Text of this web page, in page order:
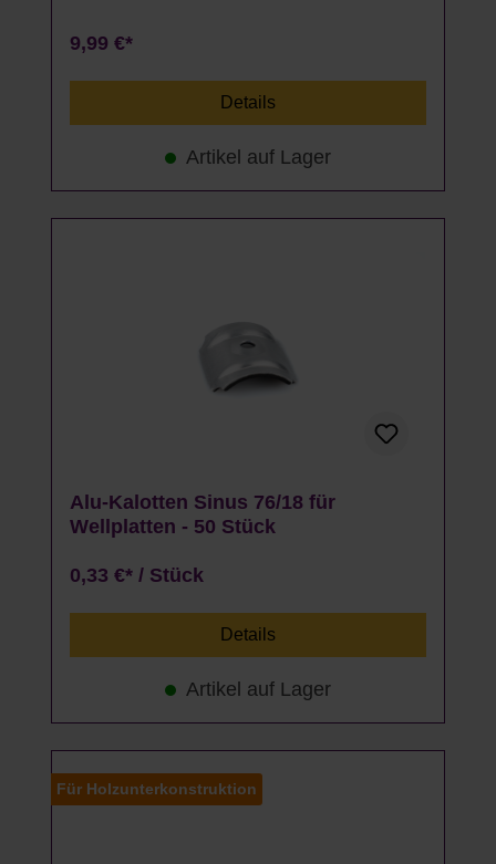
9,99 €*
Details
Artikel auf Lager
Alu-Kalotten Sinus 76/18 für
Wellplatten - 50 Stück
0,33 €* / Stück
Details
Artikel auf Lager
Für Holzunterkonstruktion